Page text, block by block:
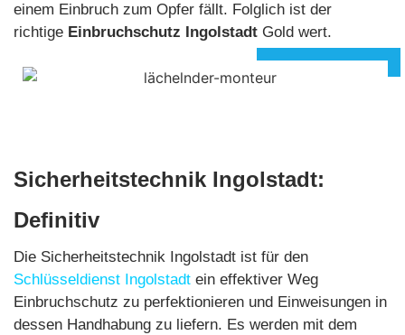
einem Einbruch zum Opfer fällt. Folglich ist der
richtige Einbruchschutz Ingolstadt Gold wert.
Sicherheitstechnik Ingolstadt:
Definitiv
Die Sicherheitstechnik Ingolstadt ist für den
Schlüsseldienst Ingolstadt ein effektiver Weg
Einbruchschutz zu perfektionieren und Einweisungen in
dessen Handhabung zu liefern. Es werden mit dem